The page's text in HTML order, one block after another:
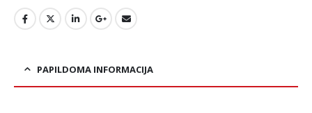
PAPILDOMA INFORMACIJA